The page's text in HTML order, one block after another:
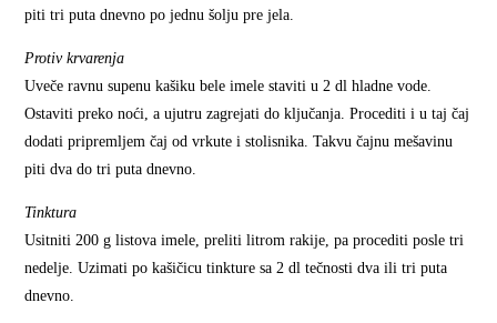
piti tri puta dnevno po jednu šolju pre jela.
Protiv krvarenja
Uveče ravnu supenu kašiku bele imele staviti u 2 dl hladne vode.
Ostaviti preko noći, a ujutru zagrejati do ključanja. Procediti i u taj čaj
dodati pripremljem čaj od vrkute i stolisnika. Takvu čajnu mešavinu
piti dva do tri puta dnevno.
Tinktura
Usitniti 200 g listova imele, preliti litrom rakije, pa procediti posle tri
nedelje. Uzimati po kašičicu tinkture sa 2 dl tečnosti dva ili tri puta
dnevno.